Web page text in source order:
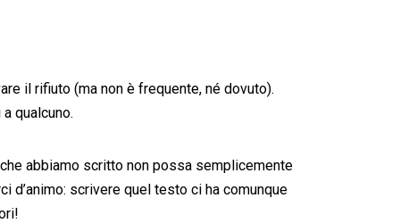
il rifiuto (ma non è frequente, né dovuto).
qualcuno.
abbiamo scritto non possa semplicemente
d’animo: scrivere quel testo ci ha comunque